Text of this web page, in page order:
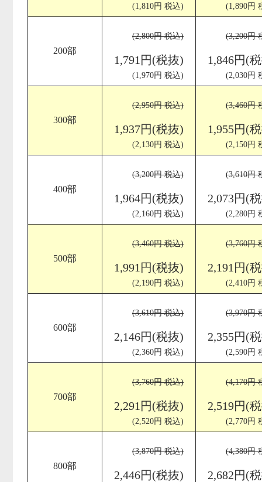
(1,810円 税込) (1,890円
200部
(2,800円 税込)
1,791円(税抜)
(1,970円 税込)
(3,200円
1,846円(
(2,030円
300部
(2,950円 税込)
1,937円(税抜)
(2,130円 税込)
(3,460円
1,955円(
(2,150円
400部
(3,200円 税込)
1,964円(税抜)
(2,160円 税込)
(3,610円
2,073円(
(2,280円
500部
(3,460円 税込)
1,991円(税抜)
(2,190円 税込)
(3,760円
2,191円(
(2,410円
600部
(3,610円 税込)
2,146円(税抜)
(2,360円 税込)
(3,970円
2,355円(
(2,590円
700部
(3,760円 税込)
2,291円(税抜)
(2,520円 税込)
(4,170円
2,519円(
(2,770円
800部
(3,870円 税込)
2,446円(税抜)
(4,380円
2,682円(